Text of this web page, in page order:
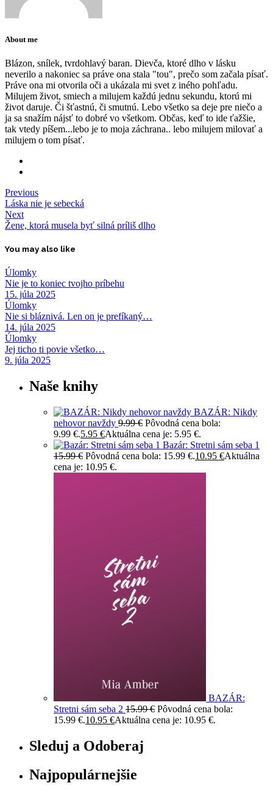
About me
Blázon, snílek, tvrdohlavý baran. Dievča, ktoré dlho v lásku
neverilo a nakoniec sa práve ona stala "tou", prečo som začala písať.
Práve ona mi otvorila oči a ukázala mi svet z iného pohľadu.
Milujem život, smiech a milujem každú jednu sekundu, ktorú mi
život daruje. Či šťastnú, či smutnú. Lebo všetko sa deje pre niečo a
ja sa snažím nájsť to dobré vo všetkom. Občas, keď to ide ťažšie,
tak vtedy píšem...lebo je to moja záchrana.. lebo milujem milovať a
milujem o tom písať.
Previous
Láska nie je sebecká
Next
Žene, ktorá musela byť silná príliš dlho
You may also like
Úlomky
Nie je to koniec tvojho príbehu
15. júla 2025
Úlomky
Nie si bláznivá. Len on je prefíkaný…
14. júla 2025
Úlomky
Jej ticho ti povie všetko…
9. júla 2025
Naše knihy
BAZÁR: Nikdy
nehovor navždy 9.99€ Pôvodná cena bola:
9.99 €.5.95 €Aktuálna cena je: 5.95 €.
Bazár: Stretni sám seba 1
15.99€ Pôvodná cena bola: 15.99 €.10.95 €Aktuálna
cena je: 10.95 €.
BAZÁR:
Stretni sám seba 2 15.99€ Pôvodná cena bola:
15.99 €.10.95 €Aktuálna cena je: 10.95 €.
Sleduj a Odoberaj
Najpopulárnejšie